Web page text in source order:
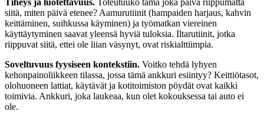
Tiheys ja luotettavuus. Toteutuuko tämä joka päivä riippumatta
siitä, miten päivä etenee? Aamurutiinit (hampaiden harjaus, kahvin
keittäminen, suihkussa käyminen) ja työmatkan viereinen
käyttäytyminen saavat yleensä hyviä tuloksia. Iltarutiinit, jotka
riippuvat siitä, ettei ole liian väsynyt, ovat riskialttiimpia.
Soveltuvuus fyysiseen kontekstiin. Voitko tehdä lyhyen
kehonpainoliikkeen tilassa, jossa tämä ankkuri esiintyy? Keittiötasot,
olohuoneen lattiat, käytävät ja kotitoimiston pöydät ovat kaikki
toimivia. Ankkuri, joka laukeaa, kun olet kokouksessa tai auto ei
ole.